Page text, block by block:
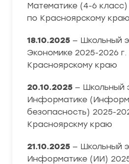
Математике (4-6 класс)
по Красноярскому краю
18.10.2025 — Школьный
Экономике 2025-2026 г.
Красноярскому краю
20.10.2025 — Школьный
Информатике
безопасность) 2025-
Красноярскму краю
21.10.2025 — Школьный
Информатике (ИИ)